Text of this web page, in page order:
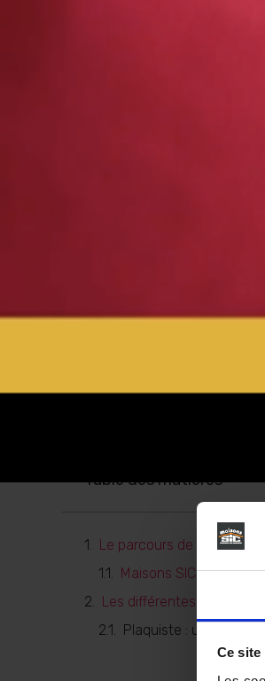
Ce
Table des matières
Le parcours de Denis
Maisons SIC, une
Les différentes étapes de
Plaquiste : un métier